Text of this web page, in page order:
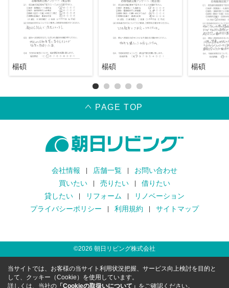
楊碩 楊碩 楊碩
PAGE TOP
会社情報 店舗一覧
お問い合わせ
買いたい
売りたい
借りたい
貸したい
リフォーム
リノベーション
プライバシーポリシー
利用規約 サイトマップ
©2026 朝日リビング株式会社
当サイトでは、お客様の当サイト利用状況把握、サービス向上検討を目的と
して、クッキー（Cookie）を使用しています。
詳しくは、当社の 「Cookieの取扱いについて」 をご確認ください。